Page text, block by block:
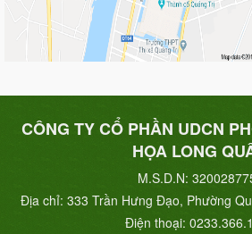
CÔNG TY CỔ PHẦN UDCN
HỌA LONG
M.S.D.N:
Địa chỉ: 333 Trần Hưng Đạo, Phường
Điện thoại: